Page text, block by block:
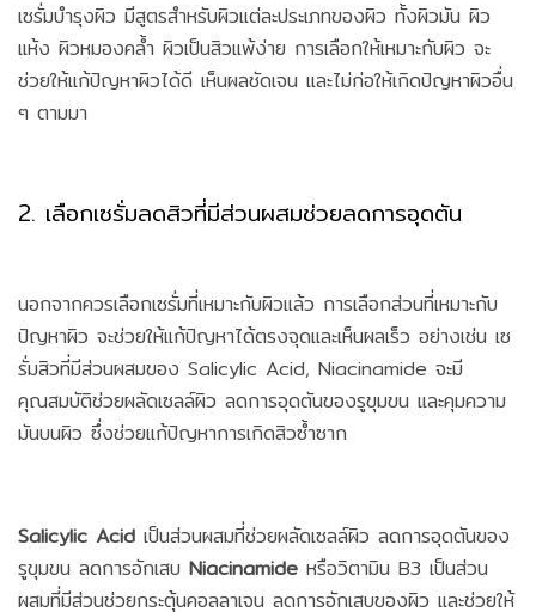
เซรั่มบำรุงผิว มีสูตรสำหรับผิวแต่ละประเภทของผิว ทั้งผิวมัน ผิว
แห้ง ผิวหมองคล้ำ ผิวเป็นสิวแพ้ง่าย การเลือกให้เหมาะกับผิว จะ
ช่วยให้แก้ปัญหาผิวได้ดี เห็นผลชัดเจน และไม่ก่อให้เกิดปัญหาผิวอื่น
ๆ ตามมา
2. เลือกเซรั่มลดสิวที่มีส่วนผสมช่วยลดการอุดตัน
นอกจากควรเลือกเซรั่มที่เหมาะกับผิวแล้ว การเลือกส่วนที่เหมาะกับ
ปัญหาผิว จะช่วยให้แก้ปัญหาได้ตรงจุดและเห็นผลเร็ว อย่างเช่น เซ
รั่มสิวที่มีส่วนผสมของ Salicylic Acid, Niacinamide จะมี
คุณสมบัติช่วยผลัดเซลล์ผิว ลดการอุดตันของรูขุมขน และคุมความ
มันบนผิว ซึ่งช่วยแก้ปัญหาการเกิดสิวซ้ำซาก
Salicylic Acid เป็นส่วนผสมที่ช่วยผลัดเซลล์ผิว ลดการอุดตันของ
รูขุมขน ลดการอักเสบ Niacinamide หรือวิตามิน B3 เป็นส่วน
ผสมที่มีส่วนช่วยกระตุ้นคอลลาเจน ลดการอักเสบของผิว และช่วยให้